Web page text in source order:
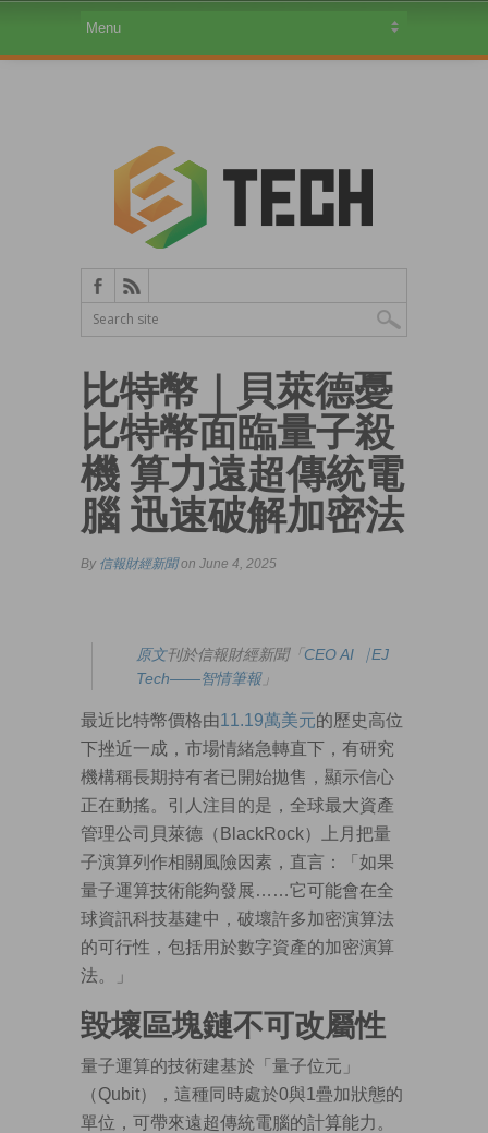
比特幣｜貝萊德憂
比特幣面臨量子殺
機 算力遠超傳統電
腦 迅速破解加密法
By 信報財經新聞on June 4, 2025
原文刊於信報財經新聞「CEO AI⎹ EJ
Tech——智情筆報」
最近比特幣價格由11.19萬美元的歷史高位
下挫近一成，市場情緒急轉直下，有研究
機構稱長期持有者已開始拋售，顯示信心
正在動搖。引人注目的是，全球最大資產
管理公司貝萊德（BlackRock）上月把量
子演算列作相關風險因素，直言：「如果
量子運算技術能夠發展……它可能會在全
球資訊科技基建中，破壞許多加密演算法
的可行性，包括用於數字資產的加密演算
法。」
毀壞區塊鏈不可改屬性
量子運算的技術建基於「量子位元」
（Qubit），這種同時處於0與1疊加狀態的
單位，可帶來遠超傳統電腦的計算能力。